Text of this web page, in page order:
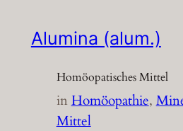
Alumina (alum.)
Homöopatisches Mittel
inHomöopathie,
Mittel